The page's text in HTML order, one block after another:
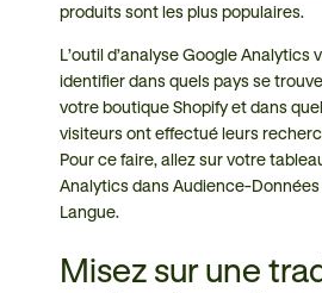
produits sont les plus populaires.
L’outil d’analyse Google Analytics
identifier dans quels pays se
votre boutique Shopify et dans
visiteurs ont effectué leurs
Pour ce faire, allez sur votre
Analytics dans Audience-
Langue.
Misez sur une